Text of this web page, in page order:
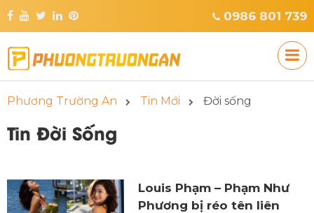
0986 801 739
Phương Trường An Tin Mới Đời sống
Tin Đời Sống
Louis Phạm – Phạm Như
Phương bị réo tên liên